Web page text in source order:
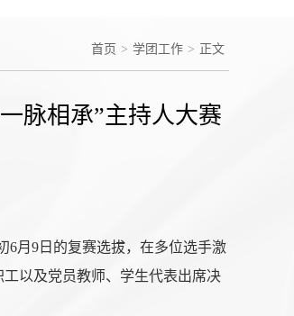
首页 > 学团工作 > 正文
脉相承”主持人大赛
6月9日的复赛选拔，在多位选手激
以及党员教师、学生代表出席决